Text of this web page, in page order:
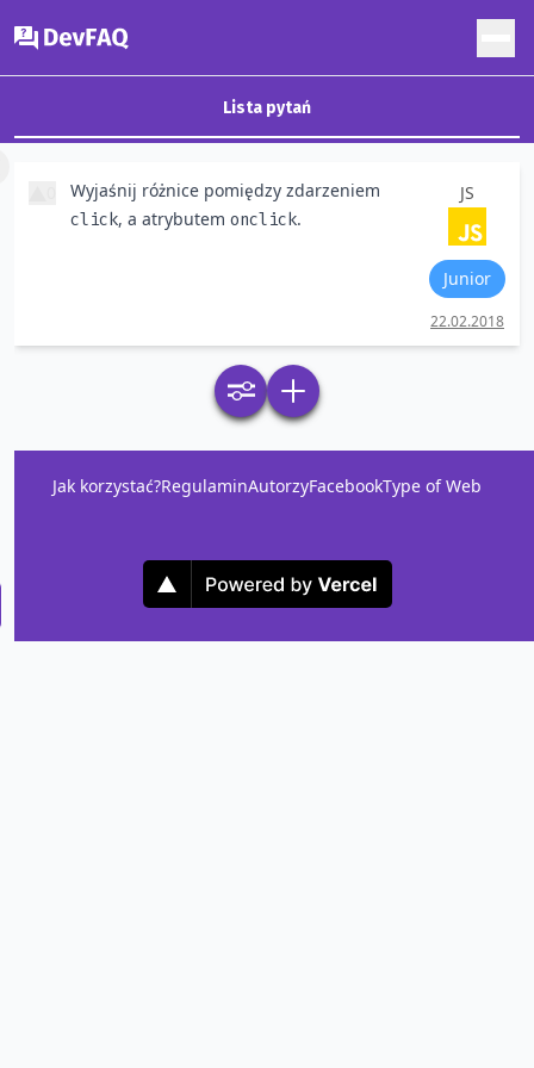
DevFAQ
Lista pytań
Wyjaśnij różnice pomiędzy zdarzeniem
click, a atrybutem onclick.
JS
Junior
22.02.2018
Jak korzystać?RegulaminAutorzyFacebookType of Web